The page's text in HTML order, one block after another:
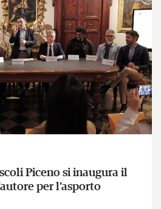
Piceno si inaugura il
per l’asporto